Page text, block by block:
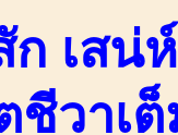
เสน่
ชีวาเ